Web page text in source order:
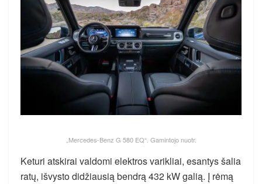
„Mercedes-Benz G 580 EQ“. Gamintojo nuotr.
Keturi atskirai valdomi elektros varikliai, esantys šalia
ratų, išvysto didžiausią bendrą 432 kW galią. Į rėmą